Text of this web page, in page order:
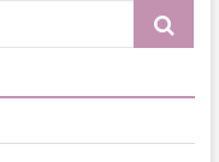
Search